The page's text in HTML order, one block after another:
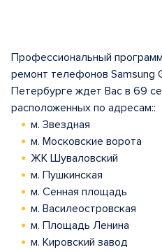
Профессиональный
ремонт телефонов Samsung
Петербурге ждет Вас в 69
расположенных по адресам::
м. Звездная
м. Московские ворота
ЖК Шуваловский
м. Пушкинская
м. Сенная площадь
м. Василеостровская
м. Площадь Ленина
м. Кировский завод